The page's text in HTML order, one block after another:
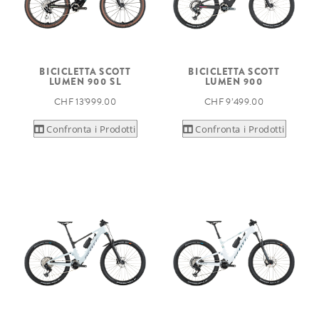
BICICLETTA SCOTT
LUMEN 900 SL
CHF 13’999.00
Confronta i Prodotti
BICICLETTA SCOTT
LUMEN 900
CHF 9’499.00
Confronta i Prodotti